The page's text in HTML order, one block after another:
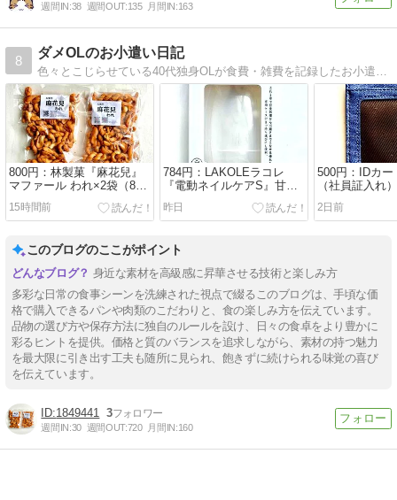
週間IN:38 週間OUT:135 月間IN:163
8
ダメOLのお小遣い日記
色々とこじらせている40代独身OLが食費・雑費を記録したお小遣い帳です。
800円：林製菓『麻花兒』
マファール われ×2袋（8月
分15日目）
15時間前
784円：LAKOLEラコレ
『電動ネイルケアS』甘皮
（8月分14日目）
昨日
500円：IDカー
（社員証入れ
日目）
2日前
このブログのここがポイント
身近な素材を高級感に昇華させる技術と楽しみ方
多彩な日常の食事シーンを洗練された視点で綴るこのブログは、手頃な価
格で購入できるパンや肉類のこだわりと、食の楽しみ方を伝えています。
品物の選び方や保存方法に独自のルールを設け、日々の食卓をより豊かに
彩るヒントを提供。価格と質のバランスを追求しながら、素材の持つ魅力
を最大限に引き出す工夫も随所に見られ、飽きずに続けられる味覚の喜び
を伝えています。
1849441 3
週間IN:30 週間OUT:720 月間IN:160